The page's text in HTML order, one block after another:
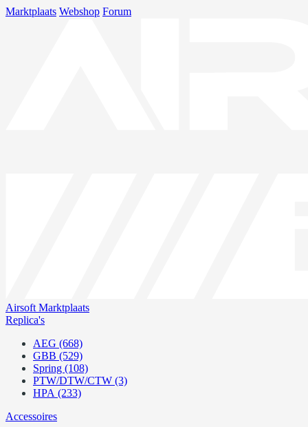
Marktplaats Webshop Forum
Airsoft Marktplaats
Replica's
AEG (668)
GBB (529)
Spring (108)
PTW/DTW/CTW (3)
HPA (233)
Accessoires